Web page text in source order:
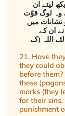
لیتے ان
وہ لوگ قوّت
نشانات میں
ان کے
اللہ (کے
21. Have
they could
before
these
marks (they
for their
punishment